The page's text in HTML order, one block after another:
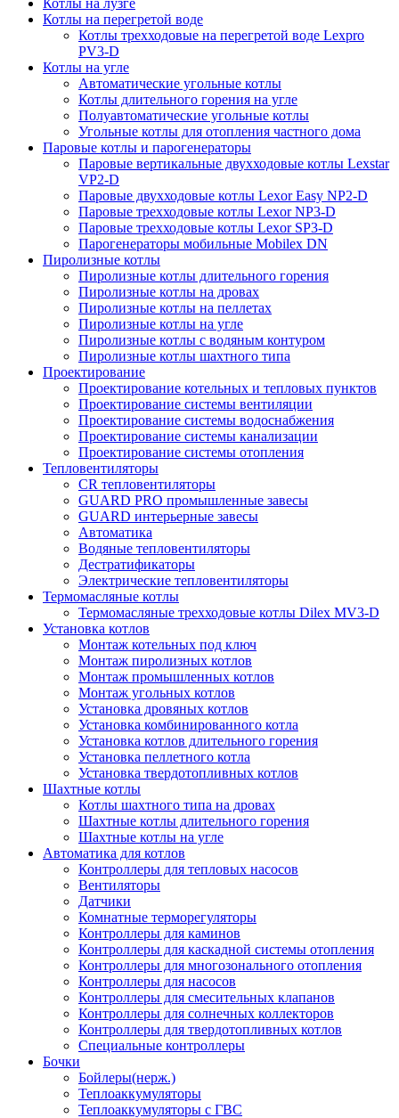
Котлы на лузге
Котлы на перегретой воде
Котлы трехходовые на перегретой воде Lexpro
PV3-D
Котлы на угле
Автоматические угольные котлы
Котлы длительного горения на угле
Полуавтоматические угольные котлы
Угольные котлы для отопления частного дома
Паровые котлы и парогенераторы
Паровые вертикальные двухходовые котлы Lexstar
VP2-D
Паровые двухходовые котлы Lexor Easy NP2-D
Паровые трехходовые котлы Lexor NP3-D
Паровые трехходовые котлы Lexor SP3-D
Парогенераторы мобильные Mobilex DN
Пиролизные котлы
Пиролизные котлы длительного горения
Пиролизные котлы на дровах
Пиролизные котлы на пеллетах
Пиролизные котлы на угле
Пиролизные котлы с водяным контуром
Пиролизные котлы шахтного типа
Проектирование
Проектирование котельных и тепловых пунктов
Проектирование системы вентиляции
Проектирование системы водоснабжения
Проектирование системы канализации
Проектирование системы отопления
Тепловентиляторы
CR тепловентиляторы
GUARD PRO промышленные завесы
GUARD интерьерные завесы
Автоматика
Водяные тепловентиляторы
Дестратификаторы
Электрические тепловентиляторы
Термомасляные котлы
Термомасляные трехходовые котлы Dilex MV3-D
Установка котлов
Монтаж котельных под ключ
Монтаж пиролизных котлов
Монтаж промышленных котлов
Монтаж угольных котлов
Установка дровяных котлов
Установка комбинированного котла
Установка котлов длительного горения
Установка пеллетного котла
Установка твердотопливных котлов
Шахтные котлы
Котлы шахтного типа на дровах
Шахтные котлы длительного горения
Шахтные котлы на угле
Автоматика для котлов
Контроллеры для тепловых насосов
Вентиляторы
Датчики
Комнатные терморегуляторы
Контроллеры для каминов
Контроллеры для каскадной системы отопления
Контроллеры для многозонального отопления
Контроллеры для насосов
Контроллеры для смесительных клапанов
Контроллеры для солнечных коллекторов
Контроллеры для твердотопливных котлов
Специальные контроллеры
Бочки
Бойлеры(нерж.)
Теплоаккумуляторы
Теплоаккумуляторы с ГВС